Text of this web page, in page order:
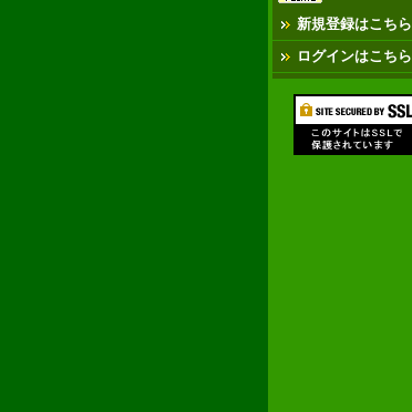
新規登録はこちら
ログインはこちら